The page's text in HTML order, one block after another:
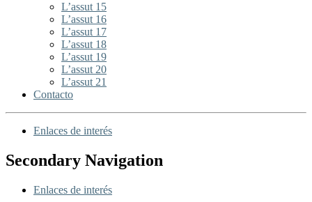
L’assut 15
L’assut 16
L’assut 17
L’assut 18
L’assut 19
L’assut 20
L’assut 21
Contacto
Enlaces de interés
Secondary Navigation
Enlaces de interés